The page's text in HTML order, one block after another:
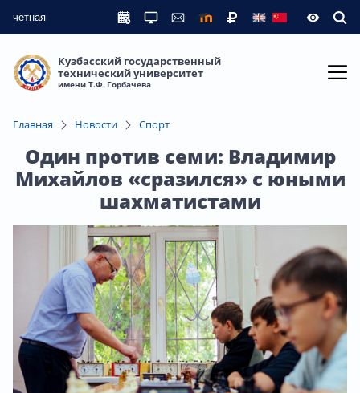
чётная
Кузбасский государственный
технический университет
имени Т.Ф. Горбачева
Главная Новости Спорт
Один против семи: Владимир
Михайлов «сразился» с юными
шахматистами